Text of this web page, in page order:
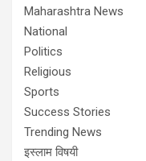
Maharashtra News
National
Politics
Religious
Sports
Success Stories
Trending News
इस्लाम विषयी